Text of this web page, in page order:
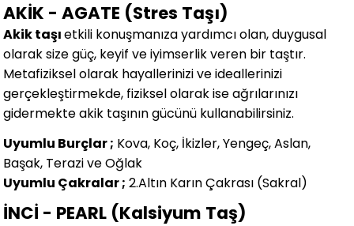
AKİK - AGATE (Stres Taşı)
Akik taşıetkili konuşmanıza yardımcı olan, duygusal
olarak size güç, keyif ve iyimserlik veren bir taştır.
Metafiziksel olarak hayallerinizi ve ideallerinizi
gerçekleştirmekde, fiziksel olarak ise ağrılarınızı
gidermekte akik taşının gücünü kullanabilirsiniz.
Uyumlu Burçlar ; Kova, Koç, İkizler, Yengeç, Aslan,
Başak, Terazi ve Oğlak
Uyumlu Çakralar ; 2.Altın Karın Çakrası (Sakral)
İNCİ - PEARL (Kalsiyum Taş)